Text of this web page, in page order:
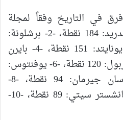
وإليكم قائمة أفضل 10 فرق في التاريخ وفقاً لمجلة
فرانس فوتبول: -1- ريال مدريد: 184 نقطة، -2- برشلونة:
177 نقطة، -2- مانشستر يونايتد: 151 نقطة، -4- بايرن
ميونخ: 135 نقطة، -5- ليفربول: 120 نقطة، -6- يوفنتوس:
107 نقطة، -7- باريس سان جيرمان: 94 نقطة، -8-
تشيلسي: 91 نقطة، -9- مانشستر سيتي: 89 نقطة، -10-